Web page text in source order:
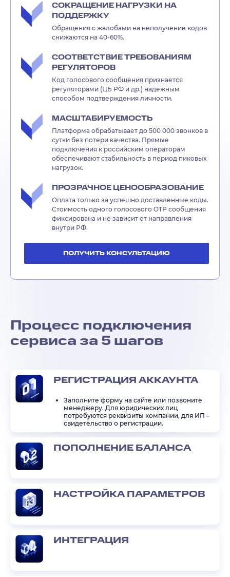
СОКРАЩЕНИЕ НАГРУЗКИ НА
ПОДДЕРЖКУ
Обращения с жалобами на неполучение кодов
снижаются на 40-60%.
СООТВЕТСТВИЕ ТРЕБОВАНИЯМ
РЕГУЛЯТОРОВ
Код голосового сообщения признается
регуляторами (ЦБ РФ и др.) надежным
способом подтверждения личности.
МАСШТАБИРУЕМОСТЬ
Платформа обрабатывает до 500 000 звонков в
сутки без потери качества. Прямые
подключения к российским операторам
обеспечивают стабильность в период пиковых
нагрузок.
ПРОЗРАЧНОЕ ЦЕНООБРАЗОВАНИЕ
Оплата только за успешно доставленные коды.
Стоимость одного голосового OTP сообщения
фиксирована и не зависит от направления
внутри РФ.
ПОЛУЧИТЬ КОНСУЛЬТАЦИЮ
Процесс подключения
сервиса за 5 шагов
РЕГИСТРАЦИЯ АККАУНТА
Заполните форму на сайте или позвоните
менеджеру. Для юридических лиц
потребуются реквизиты компании, для ИП –
свидетельство о регистрации.
ПОПОЛНЕНИЕ БАЛАНСА
НАСТРОЙКА ПАРАМЕТРОВ
ИНТЕГРАЦИЯ